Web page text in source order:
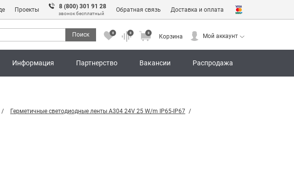
Проекты 8 (800) 301 91 28
звонок бесплатный
Обратная связь Доставка и оплата
Поиск 0 0 0
Корзина Мой аккаунт
Информация Партнерство Вакансии Распродажа
8 (800) 301 91 28 Корзина Мой аккаунт
Герметичные светодиодные ленты A304 24V 25 W/m IP65-IP67